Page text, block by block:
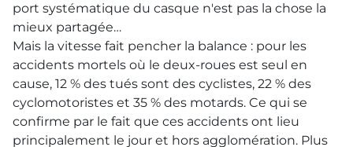
port systématique du casque n'est pas la chose la
mieux partagée…
Mais la vitesse fait pencher la balance : pour les
accidents mortels où le deux-roues est seul en
cause, 12 % des tués sont des cyclistes, 22 % des
cyclomotoristes et 35 % des motards. Ce qui se
confirme par le fait que ces accidents ont lieu
principalement le jour et hors agglomération. Plus